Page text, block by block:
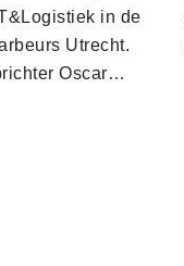
in de
Utrecht.
Oscar…